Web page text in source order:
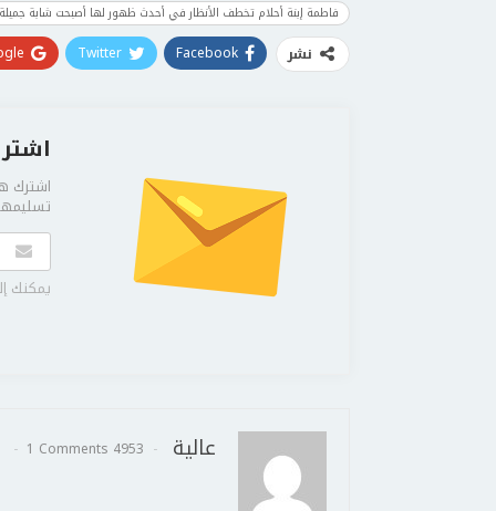
فاطمة إبنة أحلام تخطف الأنظار في أحدث ظهور لها أصبحت شابة
نشر Facebook
Twitter
اشترك
يمكنك
عالية 4953 Posts
1 Comments